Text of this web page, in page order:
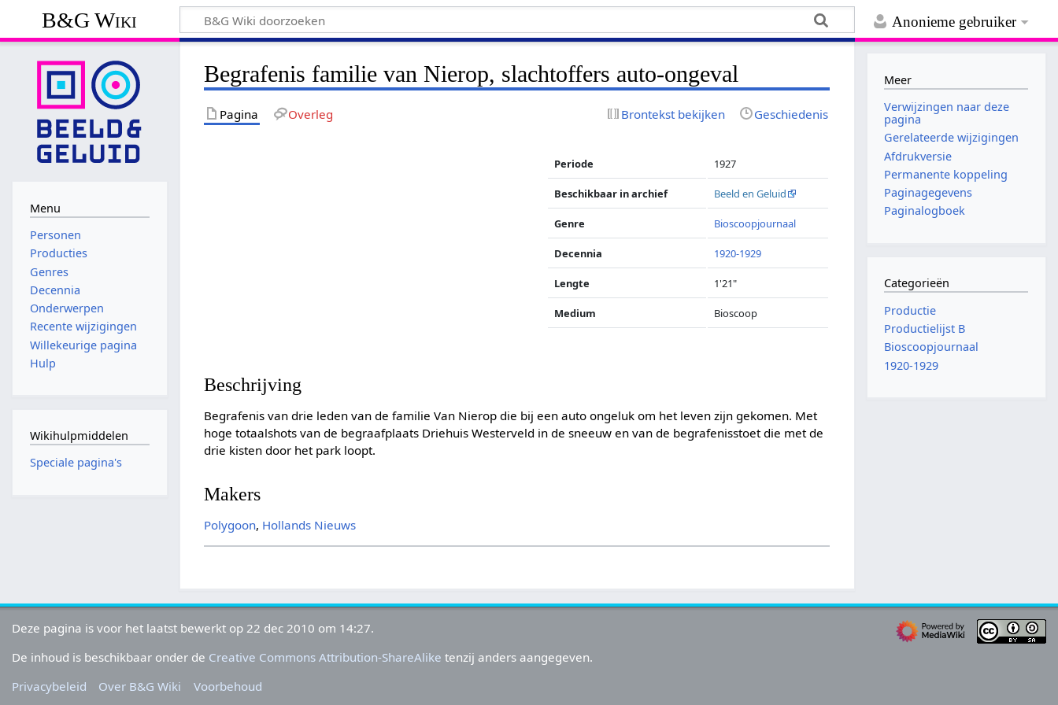
Anonieme gebruiker
B&G Wiki
Begrafenis familie van Nierop, slachtoffers auto-ongeval
Pagina Overleg Brontekst bekijken Geschiedenis
Periode 1927
Beschikbaar in archief Beeld en Geluid
Genre Bioscoopjournaal
Decennia 1920-1929
Lengte 1'21"
Medium Bioscoop
Beschrijving
Begrafenis van drie leden van de familie Van Nierop die bij een auto ongeluk om het leven zijn gekomen. Met
hoge totaalshots van de begraafplaats Driehuis Westerveld in de sneeuw en van de begrafenisstoet die met de
drie kisten door het park loopt.
Makers
Polygoon, Hollands Nieuws
Menu
Personen
Producties
Genres
Decennia
Onderwerpen
Recente wijzigingen
Willekeurige pagina
Hulp
Wikihulpmiddelen
Speciale pagina's
Meer
Verwijzingen naar deze
pagina
Gerelateerde wijzigingen
Afdrukversie
Permanente koppeling
Paginagegevens
Paginalogboek
Categorieën
Productie
Productielijst B
Bioscoopjournaal
1920-1929
Deze pagina is voor het laatst bewerkt op 22 dec 2010 om 14:27.
De inhoud is beschikbaar onder de Creative Commons Attribution-ShareAlike tenzij anders aangegeven.
Privacybeleid
Over B&G Wiki Voorbehoud